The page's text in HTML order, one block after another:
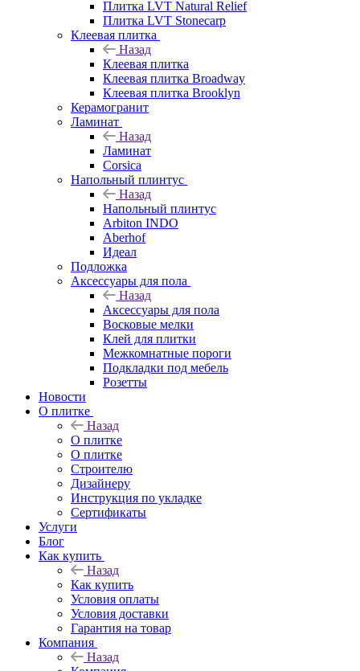
Плитка LVT Natural Relief
Плитка LVT Stonecarp
Клеевая плитка
Назад
Клеевая плитка
Клеевая плитка Broadway
Клеевая плитка Brooklyn
Керамогранит
Ламинат
Назад
Ламинат
Corsica
Напольный плинтус
Назад
Напольный плинтус
Arbiton INDO
Aberhof
Идеал
Подложка
Аксессуары для пола
Назад
Аксессуары для пола
Восковые мелки
Клей для плитки
Межкомнатные пороги
Подкладки под мебель
Розетты
Новости
О плитке
Назад
О плитке
О плитке
Строителю
Дизайнеру
Инструкция по укладке
Сертификаты
Услуги
Блог
Как купить
Назад
Как купить
Условия оплаты
Условия доставки
Гарантия на товар
Компания
Назад